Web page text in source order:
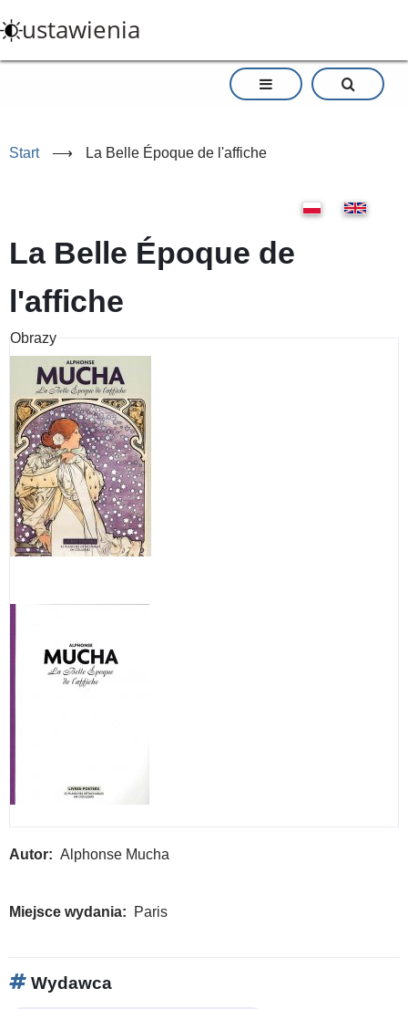
do
treści
ustawienia
Start ⟶ La Belle Époque de l'affiche
La Belle Époque de
l'affiche
Obrazy
Autor Alphonse Mucha
Miejsce wydania Paris
Wydawca